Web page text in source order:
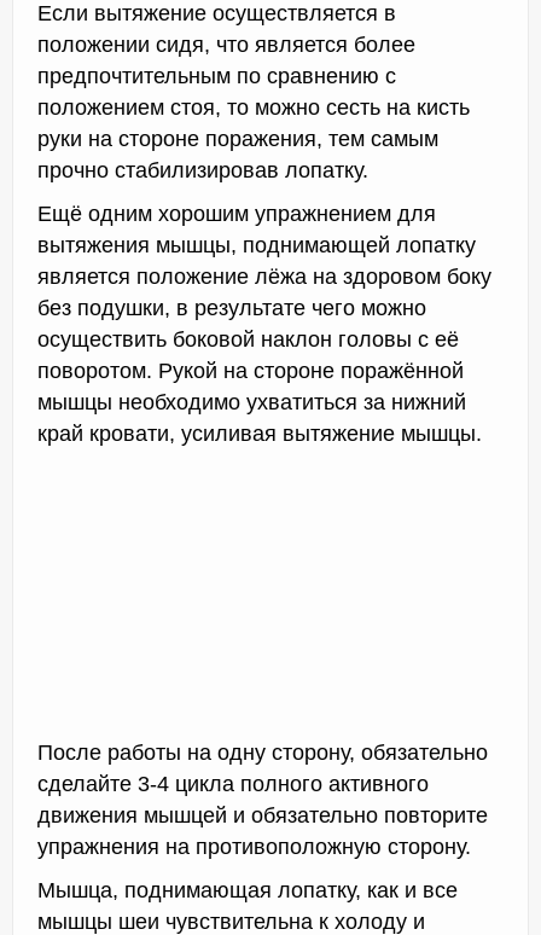
Если вытяжение осуществляется в
положении сидя, что является более
предпочтительным по сравнению с
положением стоя, то можно сесть на кисть
руки на стороне поражения, тем самым
прочно стабилизировав лопатку.
Ещё одним хорошим упражнением для
вытяжения мышцы, поднимающей лопатку
является положение лёжа на здоровом боку
без подушки, в результате чего можно
осуществить боковой наклон головы с её
поворотом. Рукой на стороне поражённой
мышцы необходимо ухватиться за нижний
край кровати, усиливая вытяжение мышцы.
После работы на одну сторону, обязательно
сделайте 3-4 цикла полного активного
движения мышцей и обязательно повторите
упражнения на противоположную сторону.
Мышца, поднимающая лопатку, как и все
мышцы шеи чувствительна к холоду и